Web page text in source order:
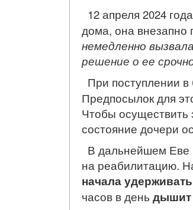
12 апреля 2024
дома, она внезапно
немедленно
решение о ее
При поступлении
Предпосылок для
Чтобы осуществить
состояние дочери
В дальнейшем Еве
на реабилитацию.
начала
часов в день дышит